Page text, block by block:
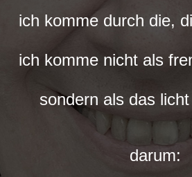
ich komme durch die,
ich komme nicht als
sondern als das
darum: